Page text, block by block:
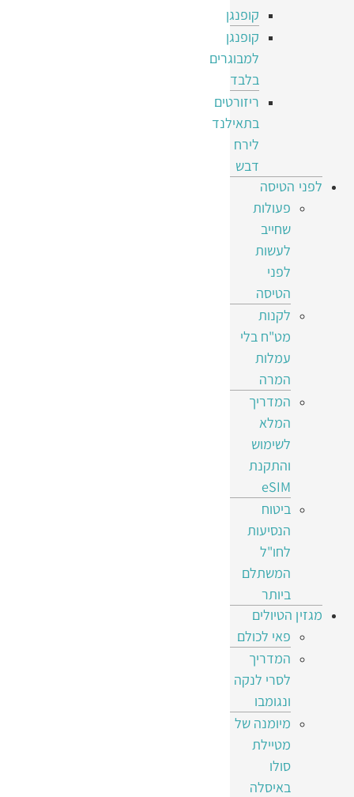
קופנגן
קופנגן
למבוגרים
בלבד
ריזורטים
בתאילנד
לירח
דבש
לפני הטיסה
פעולות
שחייב
לעשות
לפני
הטיסה
לקנות
מט"ח בלי
עמלות
המרה
המדריך
המלא
לשימוש
והתקנת
eSIM
ביטוח
הנסיעות
לחו"ל
המשתלם
ביותר
מגזין הטיולים
פאי לכולם
המדריך
לסרי לנקה
ונגומבו
מיומנה של
מטיילת
סולו
באיסלה